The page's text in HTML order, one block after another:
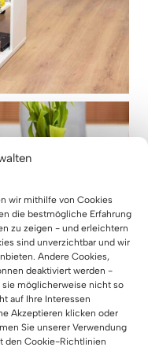
wir mithilfe von Cookies
die bestmögliche Erfahrung
zu zeigen - und erleichtern
sind unverzichtbar und wir
Andere Cookies,
deaktiviert werden -
möglicherweise nicht so
auf Ihre Interessen
Akzeptieren klicken oder
Sie unserer Verwendung
den Cookie-Richtlinien